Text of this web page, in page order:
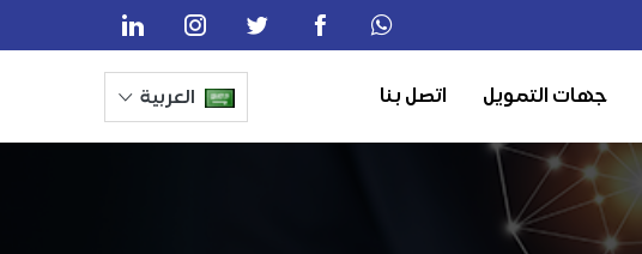
جهات التمويل اتصل بنا العربية